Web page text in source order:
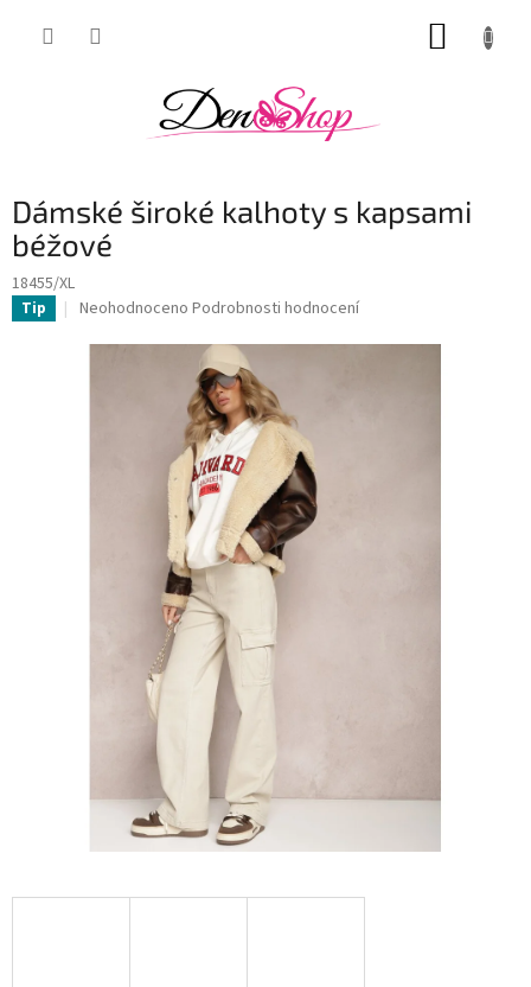
Dámské široké kalhoty s kapsami
béžové
18455/XL
Tip
Průměrné
produktu
Neohodnoceno Podrobnosti hodnocení